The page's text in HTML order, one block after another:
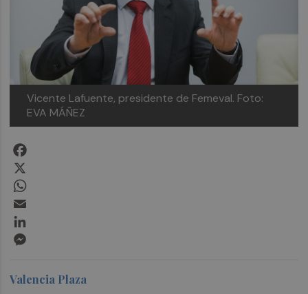
Vicente Lafuente, presidente de Femeval. Foto:
EVA MÁÑEZ
Valencia Plaza